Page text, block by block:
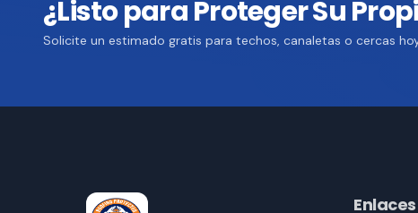
¿Listo para Proteger Su
Solicite un estimado gratis para techos, canaletas o cercas